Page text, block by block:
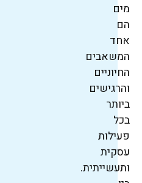
מים
הם
אחד
המשאבים
החיוניים
והרגישים
ביותר
בכל
פעילות
עסקית
ותעשייתית.